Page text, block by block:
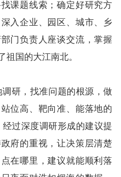
课题线索；确定好研究方
入企业、园区、城市、乡
门负责人座谈交流，掌握
祖国的大江南北。
调研，找准问题的根源，做
位高、靶向准、能落地的
过深度调研形成的建议提
府的重视，让决策层清楚
在哪里，建议就能顺利落